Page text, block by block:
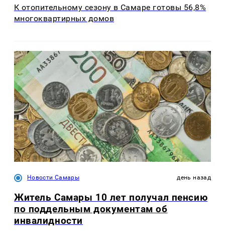
К отопительному сезону в Самаре готовы 56,8%
многоквартирных домов
Новости Самары день назад
Житель Самары 10 лет получал пенсию
по поддельным документам об
инвалидности